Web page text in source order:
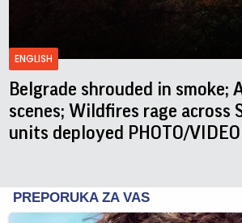
ENGLISH
Belgrade shrouded in smoke;
scenes; Wildfires rage across
units deployed PHOTO/VIDEO